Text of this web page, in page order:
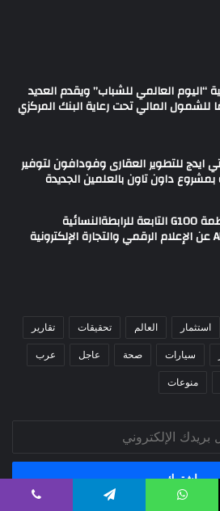
العالمي للشباب” ويقدم العديد
للشمول المالي تحت رعاية البنك المركزي
ايدج للتطوير العقارى وفودافون لتوفير
چرمين عامر تنضم إلى منظمة G100 التابعة للرابطةالنسائية
استثمار العالم تحقيقات تقارير
سيارات صحة عاجل عرب
منوعات